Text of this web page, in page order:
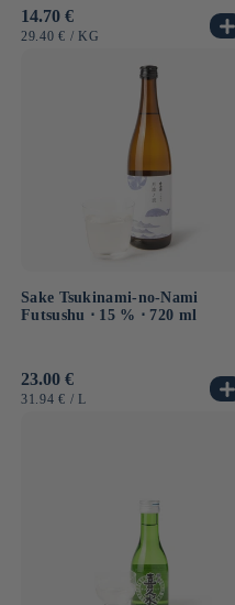
Normaler
Preis
14.70 €
GRUNDPREIS
29.40 € / PRO
KG
Sake Tsukinami-no-Nami
Futsushu ⋅ 15 % ⋅ 720 ml
Normaler
Preis
23.00 €
GRUNDPREIS
31.94 € / PRO
L